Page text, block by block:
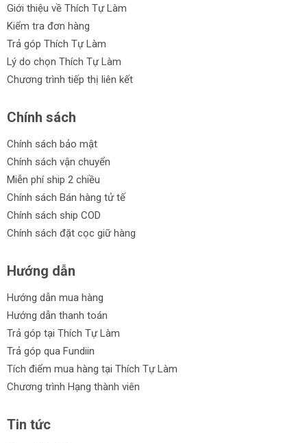
Giới thiệu về Thích Tự Làm
Kiểm tra đơn hàng
Trả góp Thích Tự Làm
Lý do chọn Thích Tự Làm
Chương trình tiếp thị liên kết
Chính sách
Chính sách bảo mật
Chính sách vận chuyển
Miễn phí ship 2 chiều
Chính sách Bán hàng tử tế
Chính sách ship COD
Chính sách đặt cọc giữ hàng
Hướng dẫn
Hướng dẫn mua hàng
Hướng dẫn thanh toán
Trả góp tại Thích Tự Làm
Trả góp qua Fundiin
Tích điểm mua hàng tại Thích Tự Làm
Chương trình Hạng thành viên
Tin tức